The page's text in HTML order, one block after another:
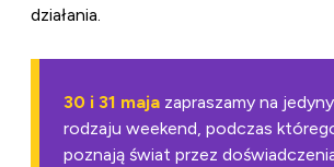
działania.
30 i 31 maja zapraszamy na
rodzaju weekend, podczas
poznają świat przez